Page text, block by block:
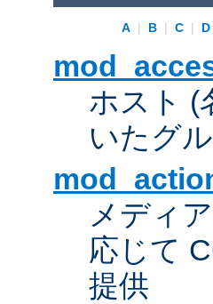
A | B | C | D
ホスト (
いたグ
メディ
応じて
提供